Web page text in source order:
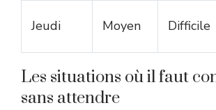
Jeudi Moyen Difficile
Les situations où il faut
sans attendre